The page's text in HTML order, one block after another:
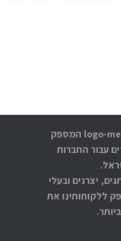
אתוס עסקים מפעילה את אתר logo-me.co.il המספק
עבור החברות
יצרנים ובעלי
ללקוחותינו את